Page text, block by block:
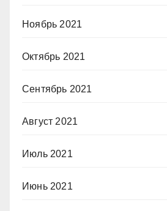
Ноябрь 2021
Октябрь 2021
Сентябрь 2021
Август 2021
Июль 2021
Июнь 2021